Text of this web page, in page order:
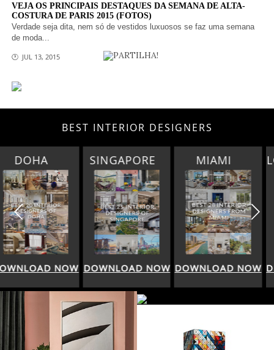
VEJA OS PRINCIPAIS DESTAQUES DA SEMANA DE ALTA-
COSTURA DE PARIS 2015 (FOTOS)
Verdade seja dita, nem só de vestidos luxuosos se faz uma semana
de moda...
🕐 JUL 13, 2015 PARTILHA!
BEST INTERIOR DESIGNERS
SINGAPORE
DOWNLOAD NOW
MIAMI
DOWNLOAD NOW
LOS ANGELES
DOWNLOAD NOW